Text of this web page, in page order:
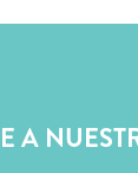
A